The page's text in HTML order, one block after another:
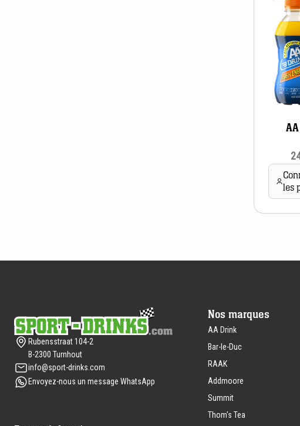
les
page
Rubensstraat 104-2
B-2300 Turnhout
info@sport-drinks.com
Envoyez-nous un message WhatsApp
Nos marques
AA Drink
Bar-le-Duc
RAAK
Addmoore
Summit
Thom's Tea